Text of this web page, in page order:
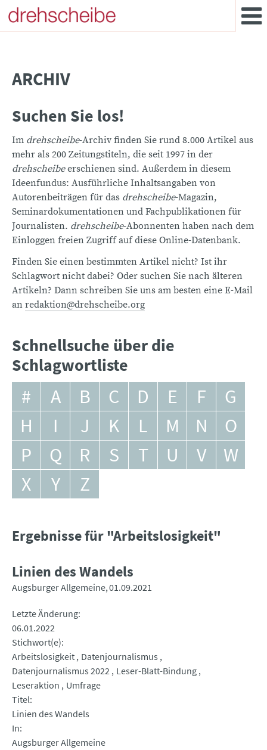
ARCHIV
Suchen Sie los!
Im drehscheibe-Archiv finden Sie rund 8.000 Artikel aus
mehr als 200 Zeitungstiteln, die seit 1997 in der
drehscheibeerschienen sind. Außerdem in diesem
Ideenfundus: Ausführliche Inhaltsangaben von
Autorenbeiträgen für das drehscheibe-Magazin,
Seminardokumentationen und Fachpublikationen für
Journalisten. drehscheibe-Abonnenten haben nach dem
Einloggen freien Zugriff auf diese Online-Datenbank.
Finden Sie einen bestimmten Artikel nicht? Ist ihr
Schlagwort nicht dabei? Oder suchen Sie nach älteren
Artikeln? Dann schreiben Sie uns am besten eine E-Mail
an redaktion@drehscheibe.org
Schnellsuche über die
Schlagwortliste
# A B C D E F
G
H
I J K L M N
O
P
Q R S T U V
W
X
Y Z
Ergebnisse für "Arbeitslosigkeit"
Linien des Wandels
Augsburger Allgemeine 01.09.2021
Letzte Änderung
06.01.2022
Stichwort(e)
Arbeitslosigkeit Datenjournalismus
Datenjournalismus 2022 Leser-Blatt-Bindung
Leseraktion
Umfrage
Titel
Linien des Wandels
In
Augsburger Allgemeine